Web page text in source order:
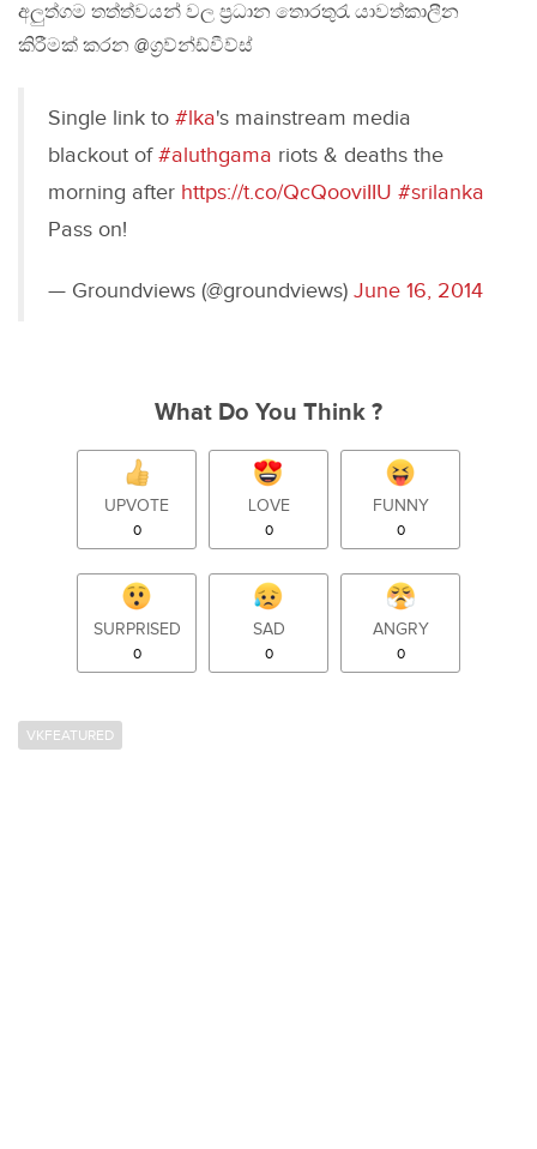
අලුත්ගම තත්ත්වයන් වල ප්‍රධාන තොරතුරැ යාවත්කාලීන
කිරීමක් කරන @ග්‍රව්න්ඩ්වීව්ස්
Single link to #lka's mainstream media
blackout of#aluthgama riots & deaths the
morning after https://t.co/QcQooviIIU #srilanka
Pass on!
— Groundviews (@groundviews) June 16, 2014
What Do You Think ?
UPVOTE
0
LOVE
0
FUNNY
0
SURPRISED
0
SAD
0
ANGRY
0
VKFEATURED